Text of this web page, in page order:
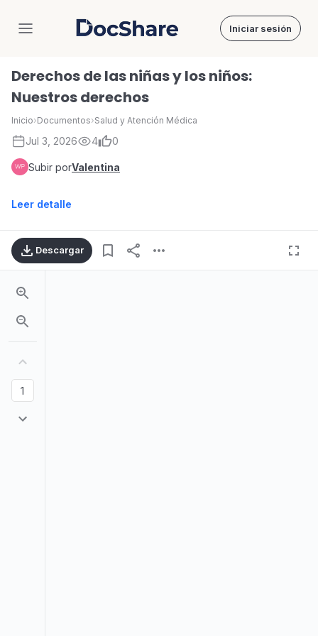
DocShare Iniciar sesión
Derechos de las niñas y los niños:
Nuestros derechos
Inicio›Documentos›Salud y Atención Médica
Jul 3, 2026 4 0
Subir porValentina
Leer detalle
Descargar